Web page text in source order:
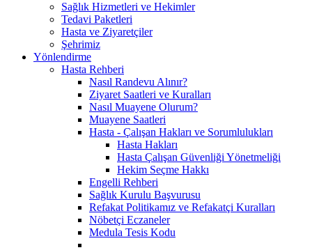
Sağlık Hizmetleri ve Hekimler
Tedavi Paketleri
Hasta ve Ziyaretçiler
Şehrimiz
Yönlendirme
Hasta Rehberi
Nasıl Randevu Alınır?
Ziyaret Saatleri ve Kuralları
Nasıl Muayene Olurum?
Muayene Saatleri
Hasta - Çalışan Hakları ve Sorumlulukları
Hasta Hakları
Hasta Çalışan Güvenliği Yönetmeliği
Hekim Seçme Hakkı
Engelli Rehberi
Sağlık Kurulu Başvurusu
Refakat Politikamız ve Refakatçi Kuralları
Nöbetçi Eczaneler
Medula Tesis Kodu